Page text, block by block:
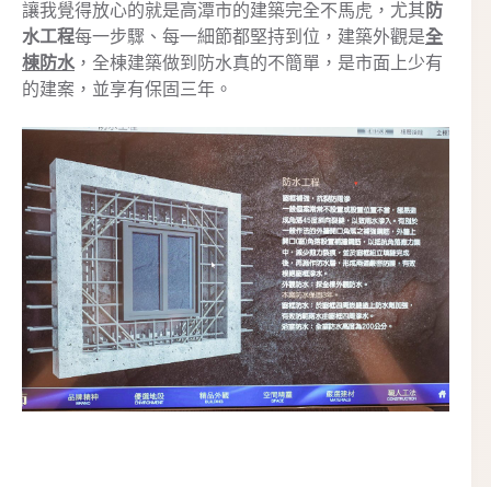
讓我覺得放心的就是高潭市的建築完全不馬虎，尤其 防
水工程每一步驟、每一細節都堅持到位，建築外觀是全
棟防水，全棟建築做到防水真的不簡單，是市面上少有
的建案，並享有保固三年。